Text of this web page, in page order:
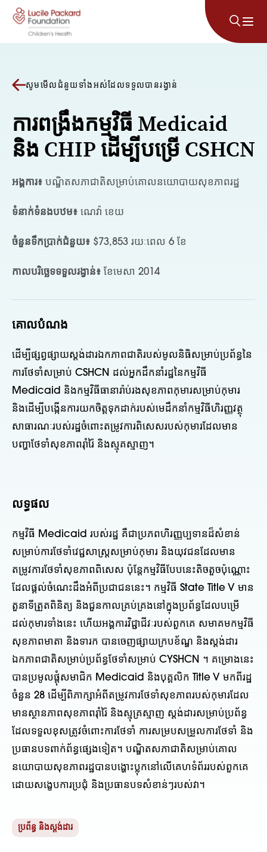
រំលងទៅមាតិកា
សូមមើលជំនួយទាំងអស់ដែលទទួលបានរង្វាន់
ការពង្រឹងកម្មវិធី Medicaid
និង CHIP ដើម្បីបម្រើ CSHCN
អង្គការ៖ បណ្ឌិតសភាជាតិសម្រាប់គោលនយោបាយសុខភាពរដ្ឋ
ទំនាក់ទំនងបឋម៖ ណេវ៉ា ខេយ
ចំនួនទឹកប្រាក់ជំនួយ៖ $73,853 រយៈពេល 6 ខែ
កាលបរិច្ឆេទទទួលរង្វាន់៖ ខែមេសា 2014
គោលបំណង
ដើម្បីផ្សព្វផ្សាយស្តង់ដារឯកភាពជាតិរបស់មូលនិធិសម្រាប់ប្រព័ន្ធនៃ
ការថែទាំសម្រាប់ CSHCN ដល់អ្នកដឹកនាំរដ្ឋនៃកម្មវិធី
Medicaid និងកម្មវិធីធានារ៉ាប់រងសុខភាពកុមារសម្រាប់កុមារ
និងដើម្បីបង្កើនការយកចិត្តទុកដាក់របស់មេដឹកនាំកម្មវិធីហិរញ្ញវត្ថុ
សាធារណៈរបស់រដ្ឋចំពោះតម្រូវការពិសេសរបស់កុមារដែលមាន
បញ្ហាថែទាំសុខភាពរ៉ាំរ៉ៃ និងស្មុគស្មាញ។
លទ្ធផល
កម្មវិធី Medicaid របស់រដ្ឋ គឺជាប្រភពហិរញ្ញប្បទានដ៏សំខាន់
សម្រាប់ការថែទាំវេជ្ជសាស្រ្តសម្រាប់កុមារ និងយុវជនដែលមាន
តម្រូវការថែទាំសុខភាពពិសេស ប៉ុន្តែកម្មវិធីបែបនេះតិចតួចប៉ុណ្ណោះ
ដែលផ្តល់ចំណេះដឹងអំពីប្រជាជននេះ។ កម្មវិធី State Title V មាន
តួនាទីត្រួតពិនិត្យ និងជួនកាលគ្រប់គ្រងនៅក្នុងប្រព័ន្ធដែលបម្រើ
ដល់កុមារទាំងនេះ ហើយអង្គការវិជ្ជាជីវៈរបស់ពួកគេ សមាគមកម្មវិធី
សុខភាពមាតា និងទារក បានចេញផ្សាយក្របខ័ណ្ឌ និងស្តង់ដារ
ឯកភាពជាតិសម្រាប់ប្រព័ន្ធថែទាំសម្រាប់ CYSHCN ។ គម្រោងនេះ
បានប្រមូលផ្តុំសមាជិក Medicaid និងបុគ្គលិក Title V មកពីរដ្ឋ
ចំនួន 28 ដើម្បីពិភាក្សាអំពីតម្រូវការថែទាំសុខភាពរបស់កុមារដែល
មានស្ថានភាពសុខភាពរ៉ាំរ៉ៃ និងស្មុគ្រស្មាញ ស្តង់ដារសម្រាប់ប្រព័ន្ធ
ដែលទទួលខុសត្រូវចំពោះការថែទាំ ការសម្របសម្រួលការថែទាំ និង
ប្រធានបទពាក់ព័ន្ធផ្សេងទៀត។ បណ្ឌិតសភាជាតិសម្រាប់គោល
នយោបាយសុខភាពរដ្ឋបានបង្ហោះប្លុកនៅលើគេហទំព័ររបស់ពួកគេ
ដោយសង្ខេបការប្រជុំ និងប្រធានបទសំខាន់ៗរបស់វា។
ប្រព័ន្ធ និងស្តង់ដារ